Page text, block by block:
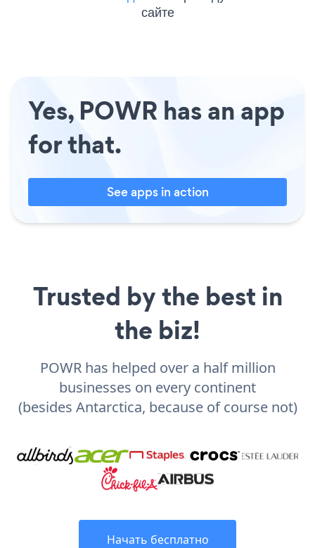
сайте
Yes, POWR has an app
for that.
See apps in action
Trusted by the best in
the biz!
POWR has helped over a half million
businesses on every continent
(besides Antarctica, because of course not)
Начать бесплатно